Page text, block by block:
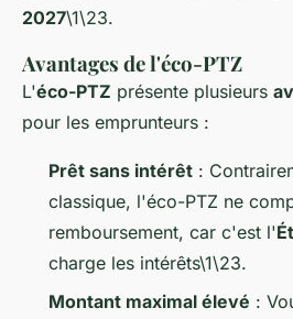
2027\1\23.
Avantages de l'éco-PTZ
L'éco-PTZ présente plusieurs
pour les emprunteurs :
Prêt sans intérêt :
classique, l'éco-PTZ ne
remboursement, car c'est l'
charge les intérêts\1\23.
Montant maximal élevé :